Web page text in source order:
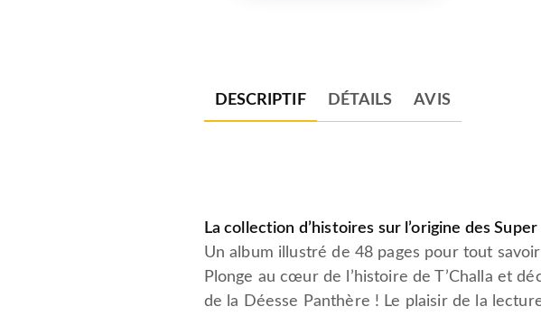
DESCRIPTIF DÉTAILS AVIS
La collection d’histoires sur l’origine des
Un album illustré de 48 pages pour tout
Plonge au cœur de l’histoire de T’Challa et
de la Déesse Panthère ! Le plaisir de la